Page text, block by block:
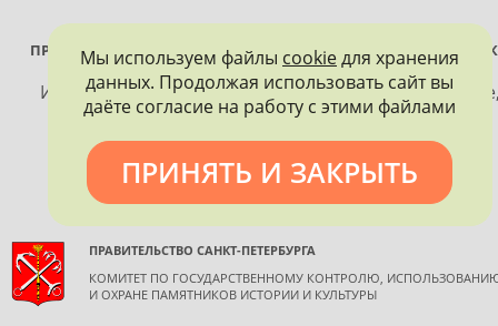
ПРОЕКТ РЕАЛИЗУЕТСЯ ПРИ ПОДДЕРЖКЕ ПРАВИТЕЛЬСТВА
ПЕТЕРБУРГА
Использование материалов, размещенных на
допускается только с согласия правообладателя и
обязательной ссылкой на источник информации.
ПРАВИТЕЛЬСТВО САНКТ-ПЕТЕРБУРГА
КОМИТЕТ ПО ГОСУДАРСТВЕННОМУ КОНТРОЛЮ,
И ОХРАНЕ ПАМЯТНИКОВ ИСТОРИИ И КУЛЬТУРЫ
Мы используем файлы cookieдля хранения
данных. Продолжая использовать сайт вы
даёте согласие на работу с этими файлами
ПРИНЯТЬ И ЗАКРЫТЬ